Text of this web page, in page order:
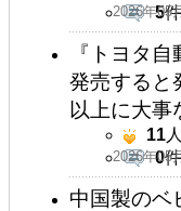
2026年05
5件
『トヨタ
発売すると
以上に大事
2026年05
11人
0件
中国製の